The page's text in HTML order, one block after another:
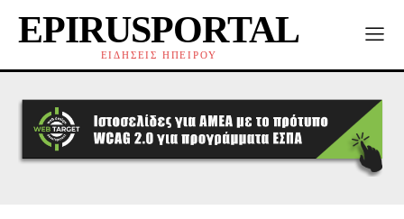
EPIRUSPORTAL
ΕΙΔΗΣΕΙΣ ΗΠΕΙΡΟΥ